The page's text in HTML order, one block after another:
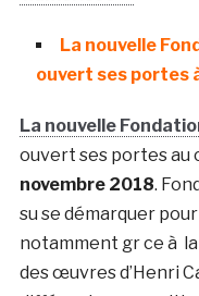
La nouvelle
ouvert ses portes
La nouvelle
ouvert ses portes
novembre 2018.
su se démarquer
notamment gr ce à
des œuvres d’Henri